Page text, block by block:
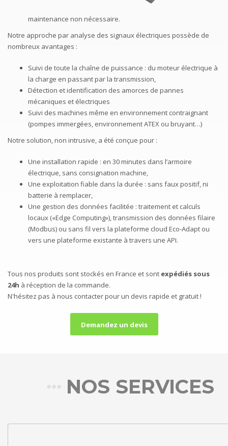
maintenance non nécessaire.
Notre approche par analyse des signaux électriques possède de
nombreux avantages :
Suivi de toute la chaîne de puissance : du moteur électrique à
la charge en passant par la transmission,
Détection et identification des amorces de pannes
mécaniques et électriques
Suivi des machines même en environnement contraignant
(pompes immergées, environnement ATEX ou bruyant…)
Notre solution, non intrusive, a été conçue pour :
Une installation rapide : en 30 minutes dans l’armoire
électrique, sans consignation machine,
Une exploitation fiable dans la durée : sans faux positif, ni
batterie à remplacer,
Une gestion des données facilitée : traitement et calculs
locaux («Edge Computing»), transmission des données filaire
(Modbus) ou sans fil vers la plateforme cloud Eco-Adapt ou
vers une plateforme existante à travers une API.
Tous nos produits sont stockés en France et sont expédiés sous
24h à réception de la commande.
N'hésitez pas à nous contacter pour un devis rapide et gratuit !
Demandez un devis
NOS SERVICES